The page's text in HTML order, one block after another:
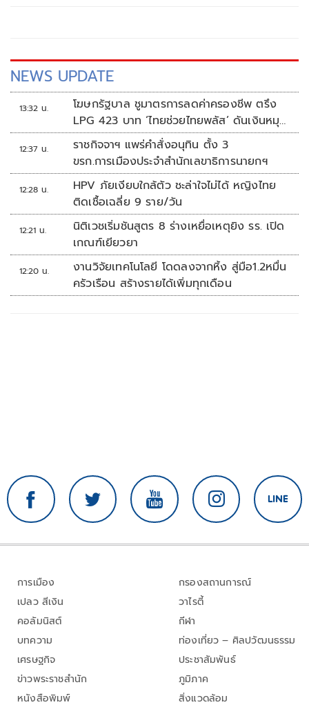
NEWS UPDATE
13:32 น.
โฆษกรัฐบาล ชูมาตรการลดค่าครองชีพ ตรึง
LPG 423 บาท ‘ไทยช่วยไทยพลัส’ ดันเงินหมุน
แสนล้าน
12:37 น.
ราชกิจจาฯ แพร่คำสั่งอนุทิน ตั้ง 3
ขรก.การเมืองประจำสำนักเลขาธิการนายกฯ
12:28 น.
HPV ภัยเงียบใกล้ตัว ชะล่าใจไม่ได้ หญิงไทย
ติดเชื้อเฉลี่ย 9 ราย/วัน
12:21 น.
นิติเวชเริ่มชันสูตร 8 ร่างเหยื่อเหตุยิง รร. เปิด
เกณฑ์เยียวยา
12:20 น.
งานวิจัยเทคโนโลยี โดดลงจากหิ้ง สู่มือ1.2หมื่น
ครัวเรือน สร้างรายได้เพิ่มทุกเดือน
การเมือง
เปลว สีเงิน
คอลัมนิสต์
บทความ
เศรษฐกิจ
ข่าวพระราชสำนัก
หนังสือพิมพ์
กรองสถานการณ์
วาไรตี้
กีฬา
ท่องเที่ยว – ศิลปวัฒนธรรม
ประชาสัมพันธ์
ภูมิภาค
สิ่งแวดล้อม